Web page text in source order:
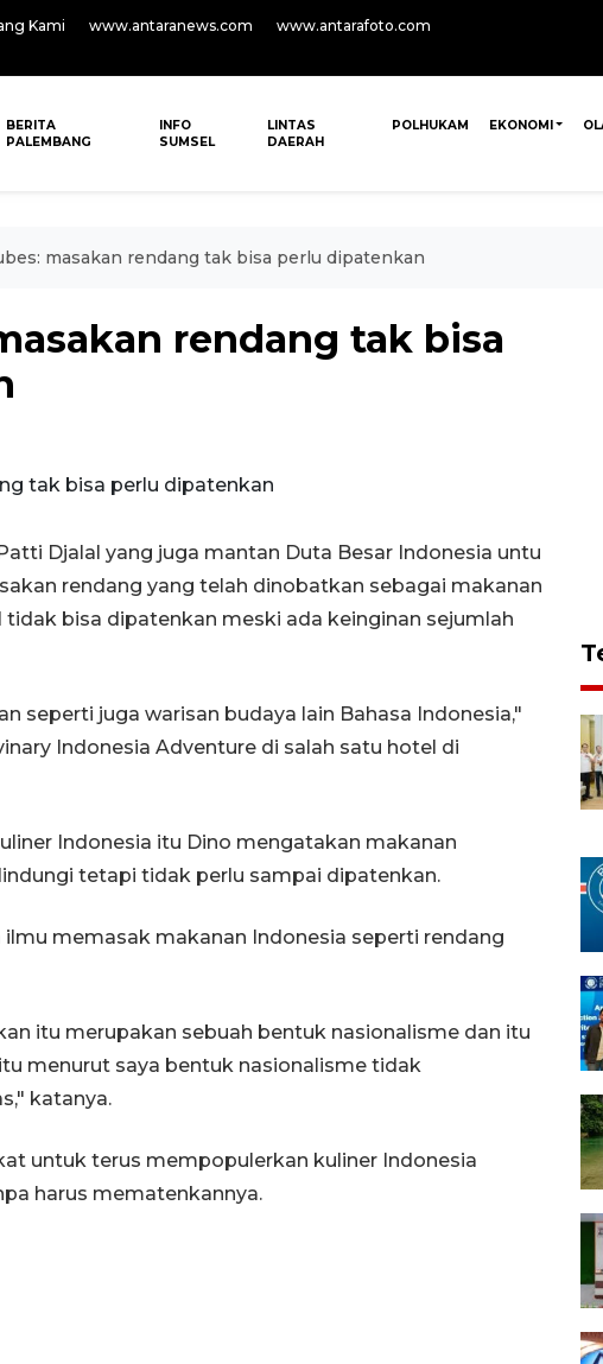
Kami www.antaranews.com
www.antarafoto.com
BERITA
PALEMBANG
INFO
SUMSEL
LINTAS
DAERAH
POLHUKAM EKONOMI
masakan rendang tak bisa perlu dipatenkan
rendang tak bisa
Djalal yang juga mantan Duta Besar Indonesia untu
rendang yang telah dinobatkan sebagai makanan
bisa dipatenkan meski ada keinginan sejumlah
seperti juga warisan budaya lain Bahasa Indonesia,"
Indonesia Adventure di salah satu hotel di
Indonesia itu Dino mengatakan makanan
tetapi tidak perlu sampai dipatenkan.
memasak makanan Indonesia seperti rendang
itu merupakan sebuah bentuk nasionalisme dan itu
menurut saya bentuk nasionalisme tidak
katanya.
untuk terus mempopulerkan kuliner Indonesia
harus mematenkannya.